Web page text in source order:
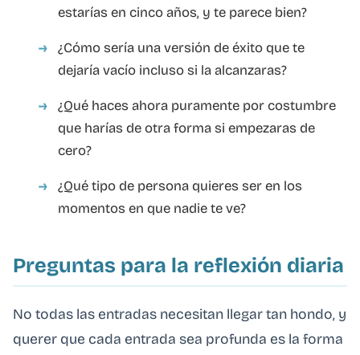
estarías en cinco años, y te parece bien?
¿Cómo sería una versión de éxito que te
dejaría vacío incluso si la alcanzaras?
¿Qué haces ahora puramente por costumbre
que harías de otra forma si empezaras de
cero?
¿Qué tipo de persona quieres ser en los
momentos en que nadie te ve?
Preguntas para la reflexión diaria
No todas las entradas necesitan llegar tan hondo, y
querer que cada entrada sea profunda es la forma